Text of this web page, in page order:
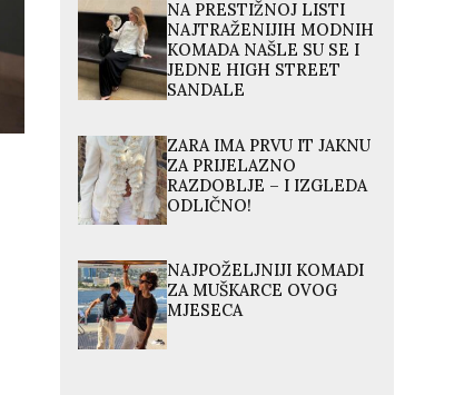
NA PRESTIŽNOJ LISTI
NAJTRAŽENIJIH MODNIH
KOMADA NAŠLE SU SE I
JEDNE HIGH STREET
SANDALE
ZARA IMA PRVU IT JAKNU
ZA PRIJELAZNO
RAZDOBLJE – I IZGLEDA
ODLIČNO!
NAJPOŽELJNIJI KOMADI
ZA MUŠKARCE OVOG
MJESECA